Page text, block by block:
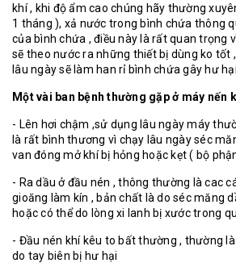
khí , khi độ ẩm cao chúng hãy thường
1 tháng ), xả nước trong bình chứa thông
của bình chứa , điều này là rất quan trọng
sẽ theo nước ra những thiết bị dùng ko tốt
lâu ngày sẽ làm han rỉ bình chứa gây hư
Một vài ban bệnh thường gặp ở máy nến
- Lên hơi chậm ,sử dụng lâu ngày máy
là rất bình thương vì chạy lâu ngày séc
van đóng mở khí bị hỏng hoặc kẹt ( bộ
- Ra dầu ở đầu nén , thông thường là cac
gioăng làm kín , bản chất là do séc măng
hoặc có thể do lòng xi lanh bị xước trong
- Đầu nén khí kêu to bất thường , thường
do tay biên bị hư hại